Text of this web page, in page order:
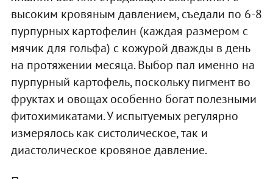
высоким кровяным давлением, съедали по 6-8
пурпурных картофелин (каждая размером с
мячик для гольфа) с кожурой дважды в день
на протяжении месяца. Выбор пал именно на
пурпурный картофель, поскольку пигмент во
фруктах и овощах особенно богат полезными
фитохимикатами. У испытуемых регулярно
измерялось как систолическое, так и
диастолическое кровяное давление.